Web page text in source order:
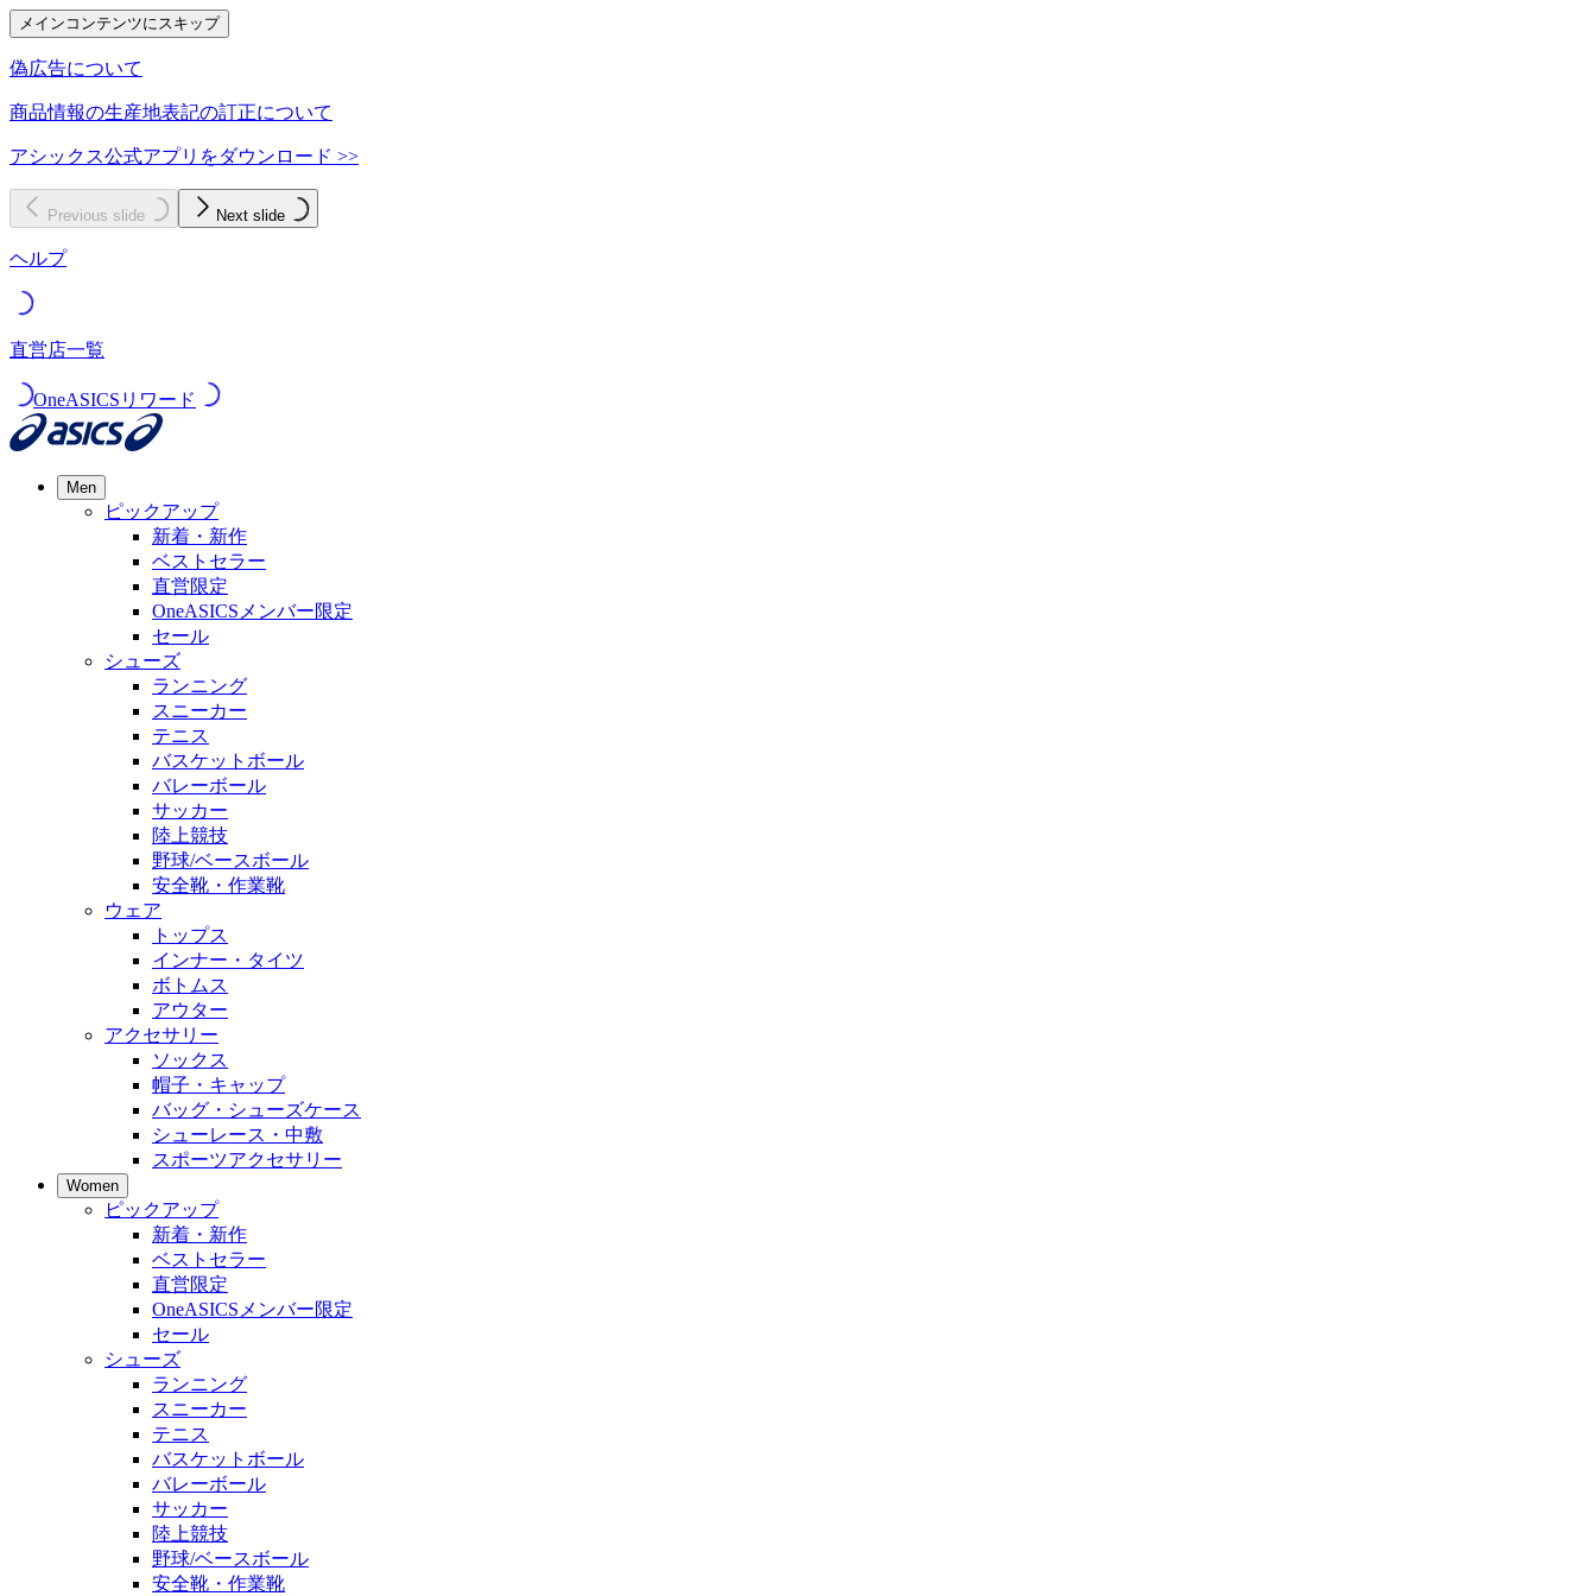
メインコンテンツにスキップ
偽広告について
商品情報の生産地表記の訂正について
アシックス公式アプリをダウンロード >>
Previous slide Next slide
ヘルプ
直営店一覧
OneASICSリワード
Men
ピックアップ
新着・新作
ベストセラー
直営限定
OneASICSメンバー限定
セール
シューズ
ランニング
スニーカー
テニス
バスケットボール
バレーボール
サッカー
陸上競技
野球/ベースボール
安全靴・作業靴
ウェア
トップス
インナー・タイツ
ボトムス
アウター
アクセサリー
ソックス
帽子・キャップ
バッグ・シューズケース
シューレース・中敷
スポーツアクセサリー
Women
ピックアップ
新着・新作
ベストセラー
直営限定
OneASICSメンバー限定
セール
シューズ
ランニング
スニーカー
テニス
バスケットボール
バレーボール
サッカー
陸上競技
野球/ベースボール
安全靴・作業靴